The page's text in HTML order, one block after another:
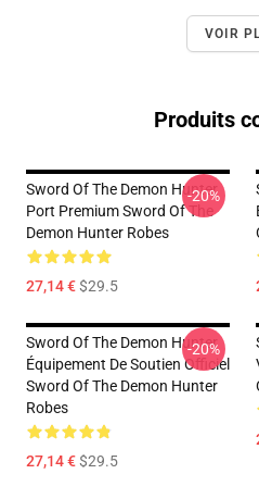
VOIR
Produits
Sword Of The Demon Hunter
Port Premium Sword Of The
Demon Hunter Robes
27,14 €$29.5
-20%
Sword Of The Demon Hunter
Équipement De Soutien Officiel
Sword Of The Demon Hunter
Robes
27,14 €$29.5
-20%